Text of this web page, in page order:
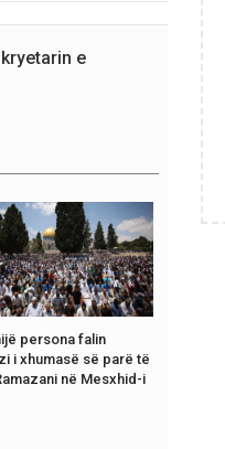
e
persona falin
i xhumasë së parë të
në Mesxhid-i